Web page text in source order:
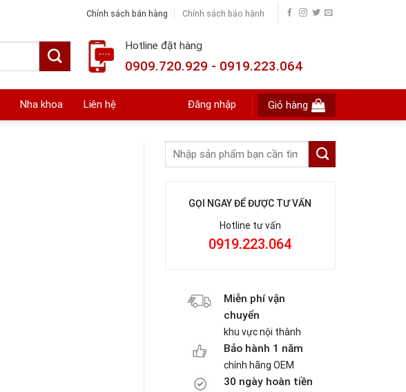
Chính sách bán hàng Chính sách bảo hành
Hotline đặt hàng
0909.720.929 - 0919.223.064
Nha khoa Liên hệ Đăng nhập Giỏ hàng
GỌI NGAY ĐỂ ĐƯỢC TƯ VẤN
Hotline tư vấn
0919.223.064
Miễn phí vận
chuyển
khu vực nội thành
Bảo hành 1 năm
chính hãng OEM
30 ngày hoàn tiền